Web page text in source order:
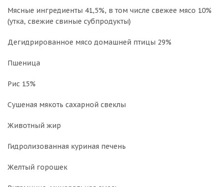
Мясные ингредиенты 41,5%, в том числе свежее мясо 10%
(утка, свежие свиные субпродукты)
Дегидрированное мясо домашней птицы 29%
Пшеница
Рис 15%
Сушеная мякоть сахарной свеклы
Животный жир
Гидролизованная куриная печень
Желтый горошек